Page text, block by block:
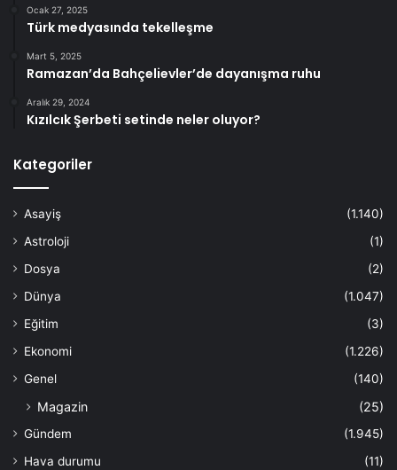
Ocak 27, 2025
Türk medyasında tekelleşme
Mart 5, 2025
Ramazan’da Bahçelievler’de dayanışma ruhu
Aralık 29, 2024
Kızılcık Şerbeti setinde neler oluyor?
Kategoriler
Asayiş
(1.140)
Astroloji
(1)
Dosya
(2)
Dünya
(1.047)
Eğitim
(3)
Ekonomi
(1.226)
Genel
(140)
Magazin (25)
Gündem
(1.945)
Hava durumu
(11)